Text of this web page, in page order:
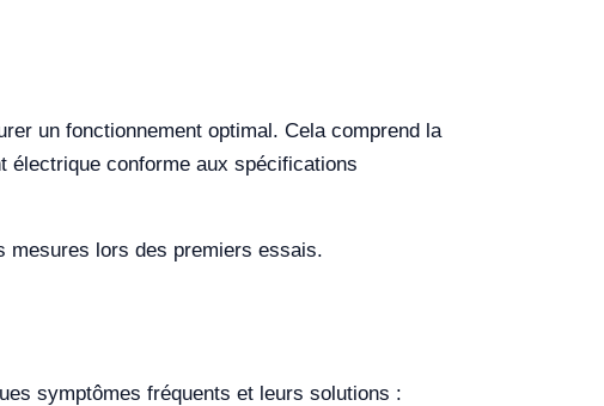
un fonctionnement optimal. Cela comprend la
électrique conforme aux spécifications
mesures lors des premiers essais.
symptômes fréquents et leurs solutions :